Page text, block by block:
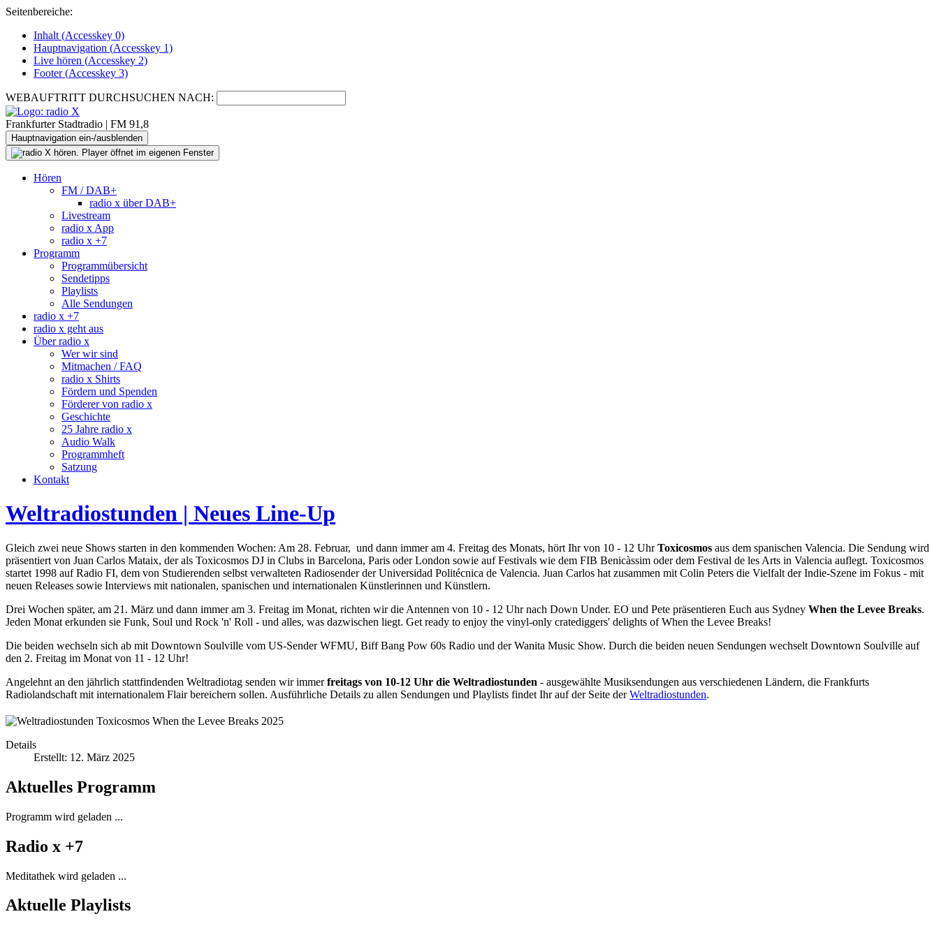
Seitenbereiche:
Inhalt (Accesskey 0)
Hauptnavigation (Accesskey 1)
Live hören (Accesskey 2)
Footer(Accesskey 3)
WEBAUFTRITT DURCHSUCHEN NACH:
Frankfurter Stadtradio | FM 91,8
Hauptnavigation ein-/ausblenden
Hören
FM / DAB+
radio x über DAB+
Livestream
radio x App
radio x +7
Programm
Programmübersicht
Sendetipps
Playlists
Alle Sendungen
radio x +7
radio x geht aus
Über radio x
Wer wir sind
Mitmachen / FAQ
radio x Shirts
Fördern und Spenden
Förderer von radio x
Geschichte
25 Jahre radio x
Audio Walk
Programmheft
Satzung
Kontakt
Weltradiostunden | Neues Line-Up
Gleich zwei neue Shows starten in den kommenden Wochen: Am 28. Februar, und dann immer am 4. Freitag des Monats, hört Ihr von 10 - 12 UhrToxicosmos aus dem spanischen Valencia. Die Sendung wird
präsentiert von Juan Carlos Mataix, der als Toxicosmos DJ in Clubs in Barcelona, Paris oder London sowie auf Festivals wie dem FIB Benicàssim oder dem Festival de les Arts in Valencia auflegt. Toxicosmos
startet 1998 auf Radio FI, dem von Studierenden selbst verwalteten Radiosender der Universidad Politécnica de Valencia. Juan Carlos hat zusammen mit Colin Peters die Vielfalt der Indie-Szene im Fokus - mit
neuen Releases sowie Interviews mit nationalen, spanischen und internationalen Künstlerinnen und Künstlern.
Drei Wochen später, am 21. März und dann immer am 3. Freitag im Monat, richten wir die Antennen von 10 - 12 Uhr nach Down Under. EO und Pete präsentieren Euch aus Sydney When the Levee Breaks.
Jeden Monat erkunden sie Funk, Soul und Rock 'n' Roll - und alles, was dazwischen liegt. Get ready to enjoy the vinyl-only cratediggers' delights of When the Levee Breaks!
Die beiden wechseln sich ab mit Downtown Soulville vom US-Sender WFMU, Biff Bang Pow 60s Radio und der Wanita Music Show. Durch die beiden neuen Sendungen wechselt Downtown Soulville auf
den 2. Freitag im Monat von 11 - 12 Uhr!
Angelehnt an den jährlich stattfindenden Weltradiotag senden wir immerfreitags von 10-12 Uhr die Weltradiostunden - ausgewählte Musiksendungen aus verschiedenen Ländern, die Frankfurts
Radiolandschaft mit internationalem Flair bereichern sollen. Ausführliche Details zu allen Sendungen und Playlists findet Ihr auf der Seite derWeltradiostunden.
Details
Erstellt: 12. März 2025
Aktuelles Programm
Programm wird geladen ...
Radio x +7
Meditathek wird geladen ...
Aktuelle Playlists